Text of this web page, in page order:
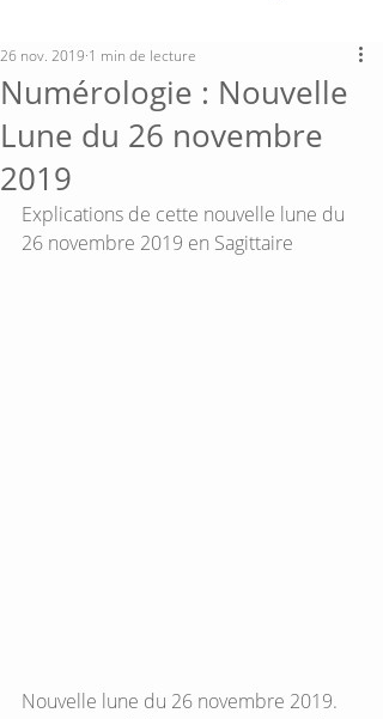
Numérologie : Nouvelle
Lune du 26 novembre
2019
26 nov. 2019 1 min de lecture
Explications de cette nouvelle lune du
26 novembre 2019 en Sagittaire
Nouvelle lune du 26 novembre 2019.